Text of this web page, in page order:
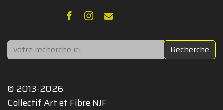
Rechercher Recherche
© 2013-2026
Collectif Art et Fibre NJF